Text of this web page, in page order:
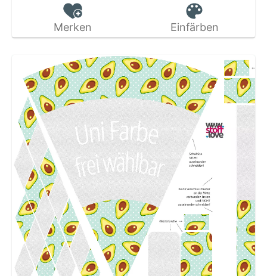
Merken Einfärben